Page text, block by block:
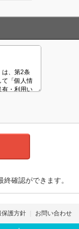
確認ができます。
保護方針 お問い合わせ